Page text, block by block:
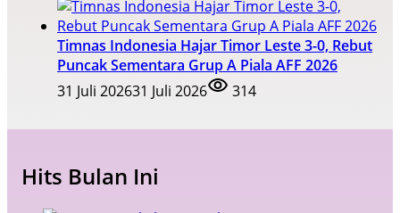
Timnas Indonesia Hajar Timor Leste 3-0, Rebut
Puncak Sementara Grup A Piala AFF 2026
31 Juli 202631 Juli 2026 314
Hits Bulan Ini